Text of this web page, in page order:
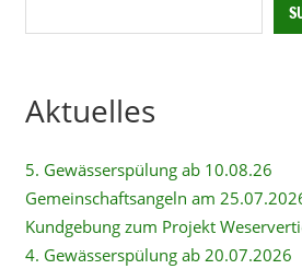
Aktuelles
5. Gewässerspülung ab 10.08.26
Gemeinschaftsangeln am
Kundgebung zum Projekt
4. Gewässerspülung ab 20.07.2026